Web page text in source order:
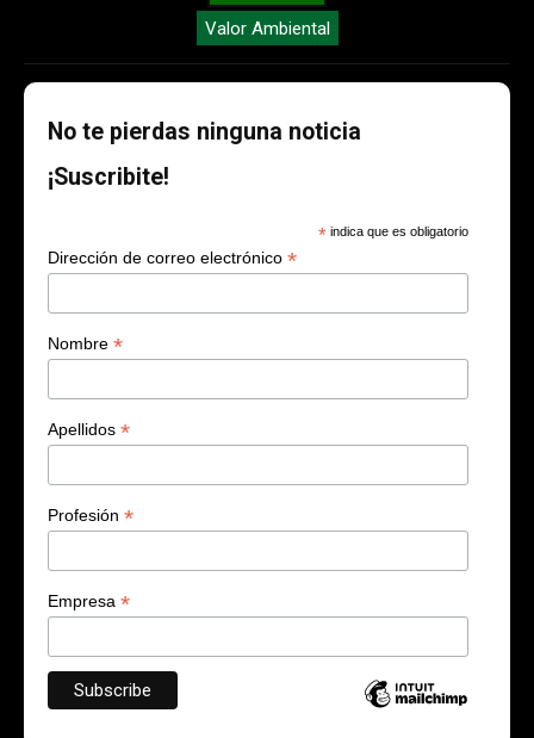
Valor Ambiental
No te pierdas ninguna noticia
¡Suscribite!
* indica que es obligatorio
Dirección de correo electrónico *
Nombre *
Apellidos *
Profesión *
Empresa *